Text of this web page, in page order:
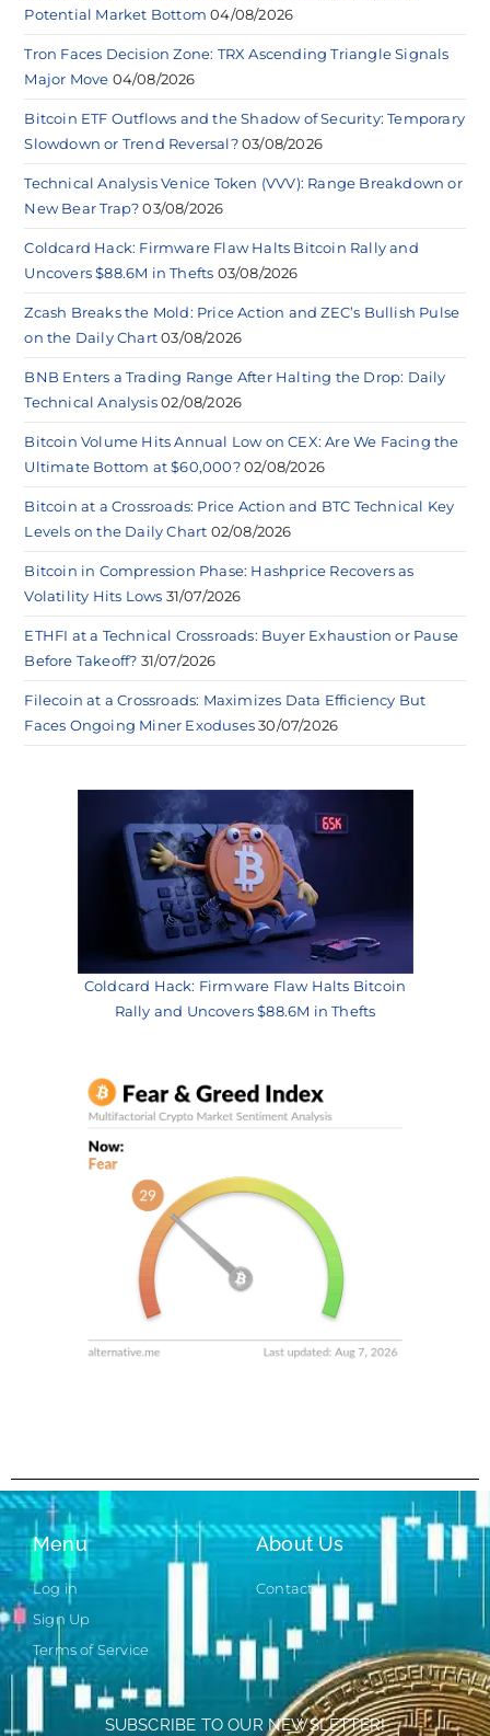
Potential Market Bottom 04/08/2026
Tron Faces Decision Zone: TRX Ascending Triangle Signals
Major Move 04/08/2026
Bitcoin ETF Outflows and the Shadow of Security: Temporary
Slowdown or Trend Reversal? 03/08/2026
Technical Analysis Venice Token (VVV): Range Breakdown or
New Bear Trap? 03/08/2026
Coldcard Hack: Firmware Flaw Halts Bitcoin Rally and
Uncovers $88.6M in Thefts 03/08/2026
Zcash Breaks the Mold: Price Action and ZEC’s Bullish Pulse
on the Daily Chart 03/08/2026
BNB Enters a Trading Range After Halting the Drop: Daily
Technical Analysis 02/08/2026
Bitcoin Volume Hits Annual Low on CEX: Are We Facing the
Ultimate Bottom at $60,000? 02/08/2026
Bitcoin at a Crossroads: Price Action and BTC Technical Key
Levels on the Daily Chart 02/08/2026
Bitcoin in Compression Phase: Hashprice Recovers as
Volatility Hits Lows 31/07/2026
ETHFI at a Technical Crossroads: Buyer Exhaustion or Pause
Before Takeoff? 31/07/2026
Filecoin at a Crossroads: Maximizes Data Efficiency But
Faces Ongoing Miner Exoduses 30/07/2026
Coldcard Hack: Firmware Flaw Halts Bitcoin
Rally and Uncovers $88.6M in Thefts
Menu
Log in
Sign Up
Terms of Service
About Us
Contact
SUBSCRIBE TO OUR NEWSLETTER!